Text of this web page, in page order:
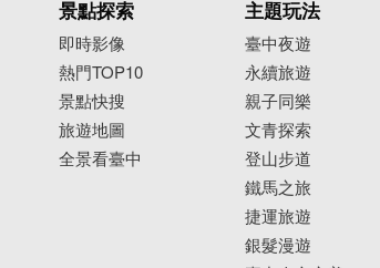
景點探索
即時影像
熱門TOP10
景點快搜
旅遊地圖
全景看臺中
主題玩法
臺中夜遊
永續旅遊
親子同樂
文青探索
登山步道
鐵馬之旅
捷運旅遊
銀髮漫遊